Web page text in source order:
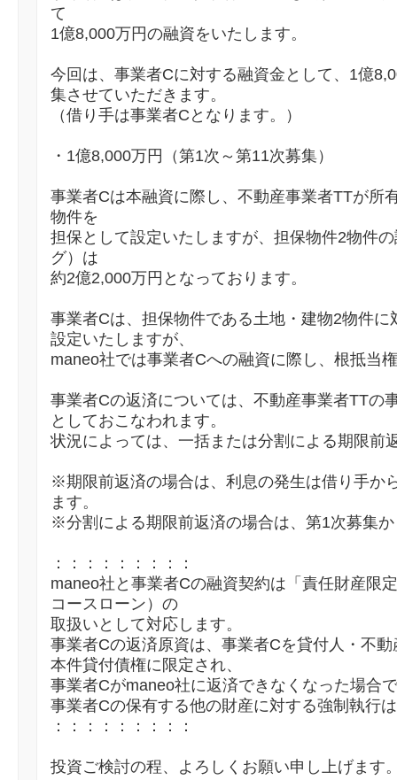
て
1億8,000万円の融資をいたします。
今回は、事業者Cに対する融資金として、1億
集させていただきます。
（借り手は事業者Cとなります。）
・1億8,000万円（第1次～第11次募集）
事業者Cは本融資に際し、不動産事業者TTが所
物件を
担保として設定いたしますが、担保物件2物件
グ）は
約2億2,000万円となっております。
事業者Cは、担保物件である土地・建物2物件
設定いたしますが、
maneo社では事業者Cへの融資に際し、根抵当
事業者Cの返済については、不動産事業者TTの
としておこなわれます。
状況によっては、一括または分割による期限前
※期限前返済の場合は、利息の発生は借り手か
ます。
※分割による期限前返済の場合は、第1次募集
：：：：：：：：：
maneo社と事業者Cの融資契約は「責任財産限
コースローン）の
取扱いとして対応します。
事業者Cの返済原資は、事業者Cを貸付人・不
本件貸付債権に限定され、
事業者Cがmaneo社に返済できなくなった場合
事業者Cの保有する他の財産に対する強制執行
：：：：：：：：：
投資ご検討の程、よろしくお願い申し上げます